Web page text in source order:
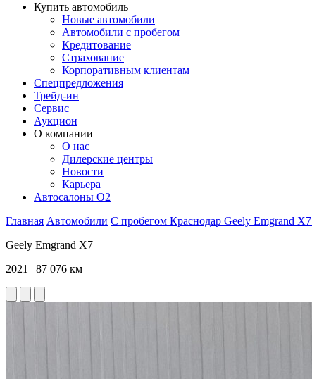
Купить автомобиль
Новые автомобили
Автомобили с пробегом
Кредитование
Страхование
Корпоративным клиентам
Спецпредложения
Трейд-ин
Сервис
Аукцион
О компании
О нас
Дилерские центры
Новости
Карьера
Автосалоны O2
Главная Автомобили С пробегом Краснодар Geely Emgrand X7
Geely Emgrand X7
2021 | 87 076 км